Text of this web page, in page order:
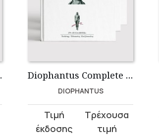
Diophantus Complete Works (5 volumes)
DIOPHANTUS
Original
price
Current
price